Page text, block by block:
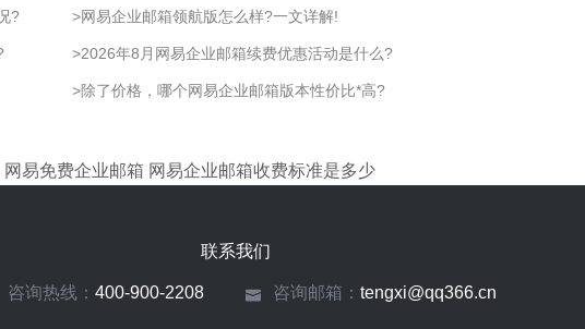
? >网易企业邮箱领航版怎么样?一文详解!
>2026年8月网易企业邮箱续费优惠活动是什么?
>除了价格，哪个网易企业邮箱版本性价比*高?
网易免费企业邮箱 网易企业邮箱收费标准是多少
联系我们
咨询热线： 400-900-2208 咨询邮箱： tengxi@qq366.cn